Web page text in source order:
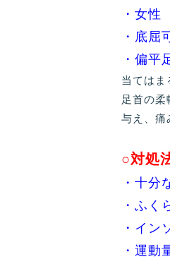
・女性
・底屈
・偏平
当てはま
足首の
与え、痛
○対処
・十分
・ふく
・イン
・運動